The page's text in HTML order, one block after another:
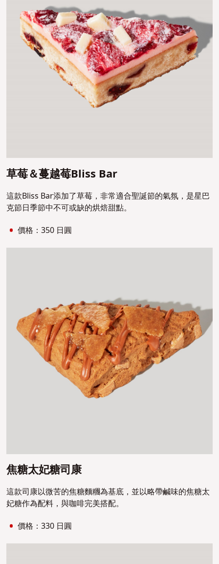
草莓＆蔓越莓Bliss Bar
這款Bliss Bar添加了草莓，非常適合聖誕節的氣氛，是星巴
克節日季節中不可或缺的烘焙甜點。
價格：350 日圓
焦糖太妃糖司康
這款司康以微苦的焦糖麵糰為基底，並以略帶鹹味的焦糖太
妃糖作為配料，與咖啡完美搭配。
價格：330 日圓